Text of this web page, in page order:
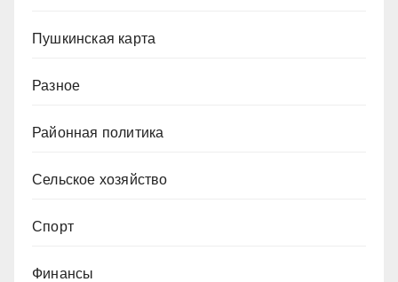
Пушкинская карта
Разное
Районная политика
Сельское хозяйство
Спорт
Финансы